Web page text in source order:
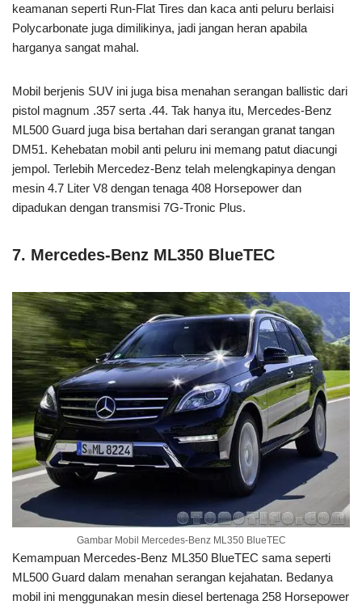
keamanan seperti Run-Flat Tires dan kaca anti peluru berlaisi
Polycarbonate juga dimilikinya, jadi jangan heran apabila
harganya sangat mahal.
Mobil berjenis SUV ini juga bisa menahan serangan ballistic dari
pistol magnum .357 serta .44. Tak hanya itu, Mercedes-Benz
ML500 Guard juga bisa bertahan dari serangan granat tangan
DM51. Kehebatan mobil anti peluru ini memang patut diacungi
jempol. Terlebih Mercedez-Benz telah melengkapinya dengan
mesin 4.7 Liter V8 dengan tenaga 408 Horsepower dan
dipadukan dengan transmisi 7G-Tronic Plus.
7. Mercedes-Benz ML350 BlueTEC
Gambar Mobil Mercedes-Benz ML350 BlueTEC
Kemampuan Mercedes-Benz ML350 BlueTEC sama seperti
ML500 Guard dalam menahan serangan kejahatan. Bedanya
mobil ini menggunakan mesin diesel bertenaga 258 Horsepower